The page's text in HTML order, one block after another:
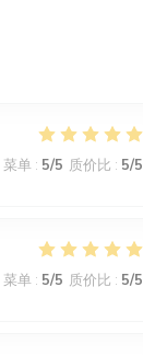
菜单 : 5/5 质价比 : 5/5
菜单 : 5/5 质价比 : 5/5